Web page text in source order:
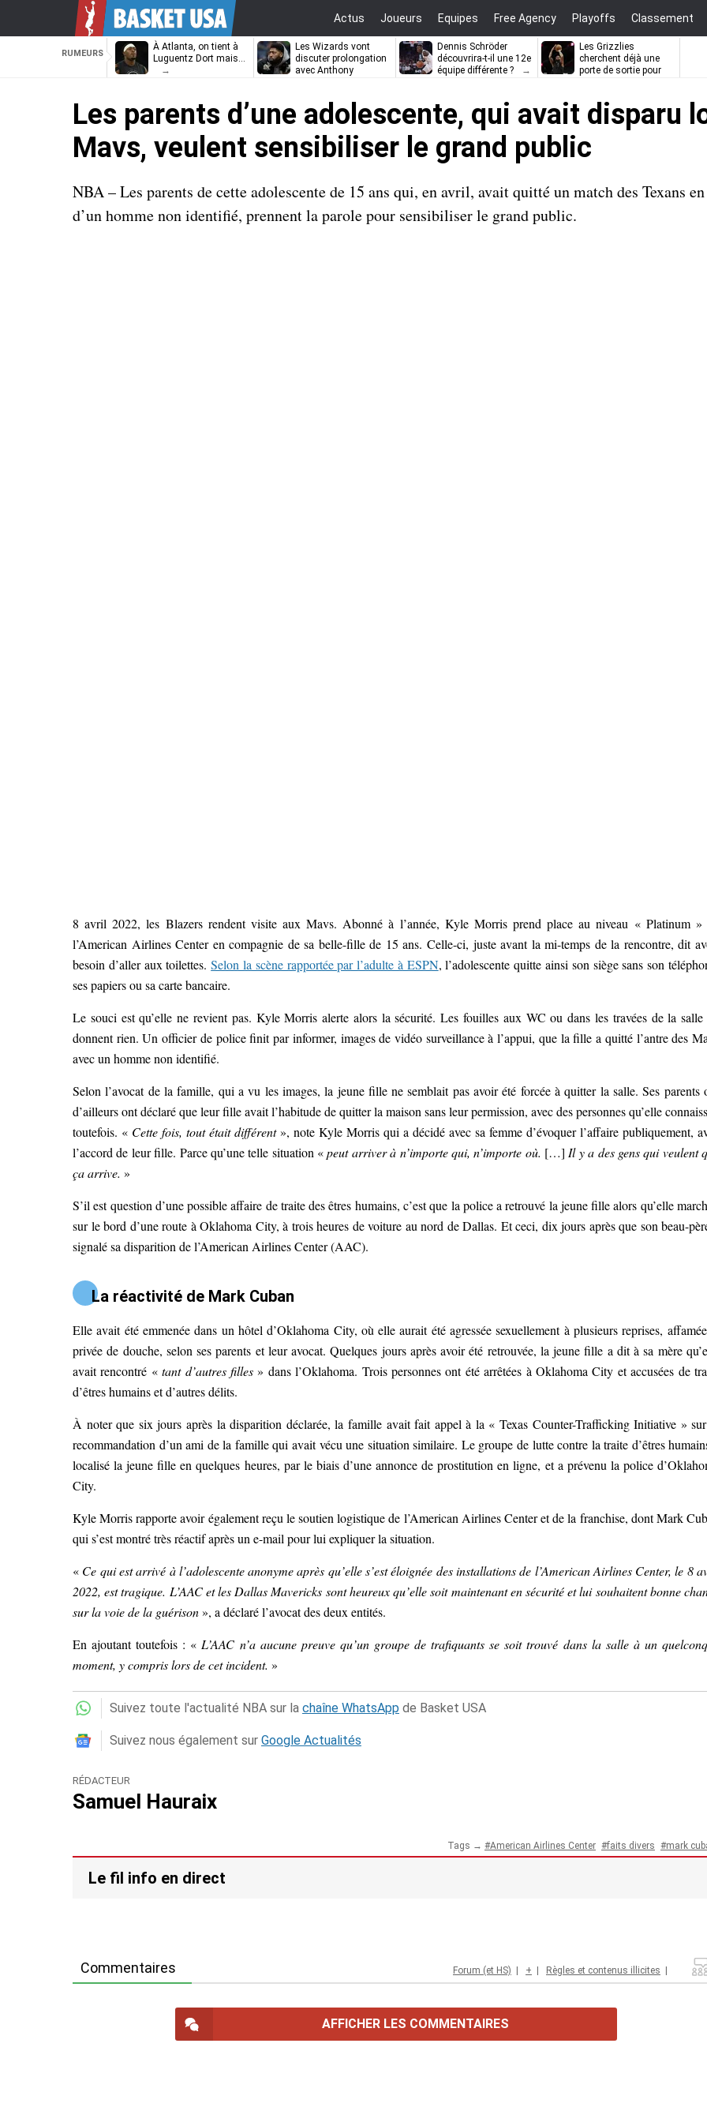
Actus Joueurs Equipes Free Agency Playoffs Classement
RUMEURS
À Atlanta, on tient à
Luguentz Dort mais…
Les Wizards vont
discuter prolongation
avec Anthony
Dennis Schröder
découvrira-t-il une 12e
équipe différente ?
Les Grizzlies
cherchent déjà une
porte de sortie pour
Les parents d’une adolescente, qui avait disparu
Mavs, veulent sensibiliser le grand public
NBA – Les parents de cette adolescente de 15 ans qui, en avril, avait quitté un match des Texans
d’un homme non identifié, prennent la parole pour sensibiliser le grand public.
8 avril 2022, les Blazers rendent visite aux Mavs. Abonné à l’année, Kyle Morris prend place au niveau « Platinum »
l’American Airlines Center en compagnie de sa belle-fille de 15 ans. Celle-ci, juste avant la mi-temps de la rencontre, dit
besoin d’aller aux toilettes.Selon la scène rapportée par l’adulte à ESPN, l’adolescente quitte ainsi son siège sans son
ses papiers ou sa carte bancaire.
Le souci est qu’elle ne revient pas. Kyle Morris alerte alors la sécurité. Les fouilles aux WC ou dans les travées de la salle
donnent rien. Un officier de police finit par informer, images de vidéo surveillance à l’appui, que la fille a quitté l’antre des
avec un homme non identifié.
Selon l’avocat de la famille, qui a vu les images, la jeune fille ne semblait pas avoir été forcée à quitter la salle. Ses parents
d’ailleurs ont déclaré que leur fille avait l’habitude de quitter la maison sans leur permission, avec des personnes qu’elle
toutefois. « Cette fois, tout était différent», note Kyle Morris qui a décidé avec sa femme d’évoquer l’affaire publiquement,
l’accord de leur fille. Parce qu’une telle situation «peut arriver à n’importe qui, n’importe où. […] Il y a des gens qui veulent
ça arrive. »
S’il est question d’une possible affaire de traite des êtres humains, c’est que la police a retrouvé la jeune fille alors qu’elle
sur le bord d’une route à Oklahoma City, à trois heures de voiture au nord de Dallas. Et ceci, dix jours après que son beau-
signalé sa disparition de l’American Airlines Center (AAC).
La réactivité de Mark Cuban
Elle avait été emmenée dans un hôtel d’Oklahoma City, où elle aurait été agressée sexuellement à plusieurs reprises,
privée de douche, selon ses parents et leur avocat. Quelques jours après avoir été retrouvée, la jeune fille a dit à sa mère
avait rencontré «tant d’autres filles » dans l’Oklahoma. Trois personnes ont été arrêtées à Oklahoma City et accusées de
d’êtres humains et d’autres délits.
À noter que six jours après la disparition déclarée, la famille avait fait appel à la « Texas Counter-Trafficking Initiative »
recommandation d’un ami de la famille qui avait vécu une situation similaire. Le groupe de lutte contre la traite d’êtres
localisé la jeune fille en quelques heures, par le biais d’une annonce de prostitution en ligne, et a prévenu la police
City.
Kyle Morris rapporte avoir également reçu le soutien logistique de l’American Airlines Center et de la franchise, dont Mark
qui s’est montré très réactif après un e-mail pour lui expliquer la situation.
« Ce qui est arrivé à l’adolescente anonyme après qu’elle s’est éloignée des installations de l’American Airlines Center, le 8
2022, est tragique. L’AAC et les Dallas Mavericks sont heureux qu’elle soit maintenant en sécurité et lui souhaitent bonne
sur la voie de la guérison», a déclaré l’avocat des deux entités.
En ajoutant toutefois : « L’AAC n’a aucune preuve qu’un groupe de trafiquants se soit trouvé dans la salle à un
moment, y compris lors de cet incident. »
Suivez toute l'actualité NBA sur la chaîne WhatsApp de Basket USA
Suivez nous également sur Google Actualités
RÉDACTEUR
Samuel Hauraix
Tags → American Airlines Center faits divers mark
Le fil info en direct
Commentaires Forum (et HS) + Règles et contenus illicites
AFFICHER LES COMMENTAIRES